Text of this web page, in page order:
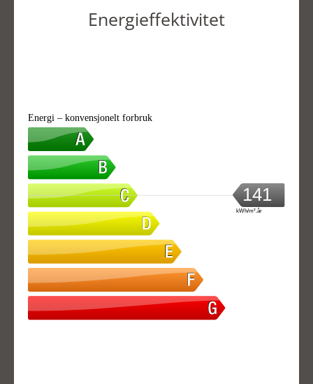
Energieffektivitet
Energi – konvensjonelt forbruk
141
kWh/m².år